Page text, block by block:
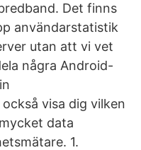
Det finns
användarstatistik
utan att vi vet
några Android-
visa dig vilken
data
1.